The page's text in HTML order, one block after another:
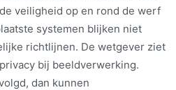
veiligheid op en rond de werf
systemen blijken niet
richtlijnen. De wetgever ziet
bij beeldverwerking.
dan kunnen